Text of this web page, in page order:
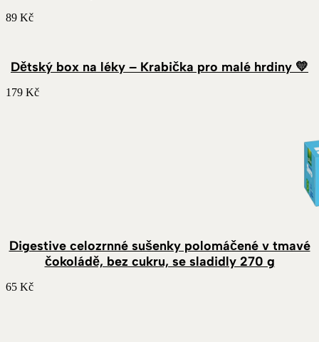
89 Kč
Dětský box na léky – Krabička pro malé hrdiny 💛
179 Kč
Digestive celozrnné sušenky polomáčené v tmavé
čokoládě, bez cukru, se sladidly 270 g
65 Kč